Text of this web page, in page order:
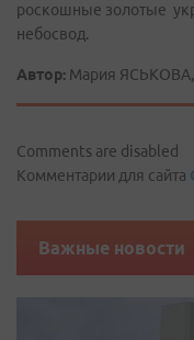
роскошные золотые
небосвод.
Автор: Мария ЯСЬКОВА,
Comments are disabled
Комментарии для сайта
Важные новости